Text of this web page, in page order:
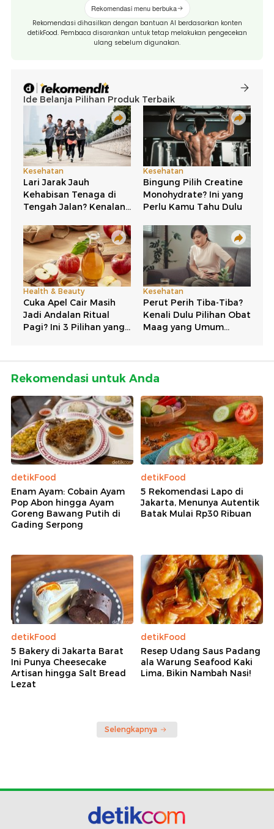
Rekomendasi menu berbuka
Rekomendasi dihasilkan dengan bantuan AI berdasarkan konten
detikFood. Pembaca disarankan untuk tetap melakukan pengecekan
ulang sebelum digunakan.
Rekomendasi untuk Anda
detikFood
Enam Ayam: Cobain Ayam
Pop Abon hingga Ayam
Goreng Bawang Putih di
Gading Serpong
detikFood
5 Rekomendasi Lapo di
Jakarta, Menunya Autentik
Batak Mulai Rp30 Ribuan
detikFood
5 Bakery di Jakarta Barat
Ini Punya Cheesecake
Artisan hingga Salt Bread
Lezat
detikFood
Resep Udang Saus Padang
ala Warung Seafood Kaki
Lima, Bikin Nambah Nasi!
Selengkapnya